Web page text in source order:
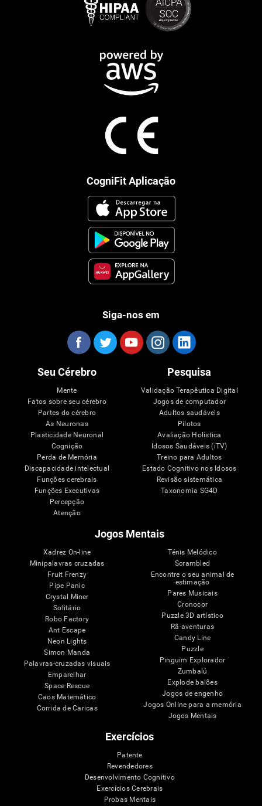
CogniFit Aplicação
Siga-nos em
Seu Cérebro
Mente
Fatos sobre seu cérebro
Partes do cérebro
As Neuronas
Plasticidade Neuronal
Cognição
Perda de Memória
Discapacidade intelectual
Funções cerebrais
Funções Executivas
Percepção
Atenção
Pesquisa
Validação Terapêutica Digital
Jogos de computador
Adultos saudáveis
Pilotos
Avaliação Holística
Idosos Saudáveis (iTV)
Treino para Adultos
Estado Cognitivo nos Idosos
Revisão sistemática
Taxonomia SG4D
Jogos Mentais
Xadrez On-line
Minipalavras cruzadas
Fruit Frenzy
Pipe Panic
Crystal Miner
Solitário
Robo Factory
Ant Escape
Neon Lights
Simon Manda
Palavras-cruzadas visuais
Emparelhar
Space Rescue
Caos Matemático
Corrida de Caricas
Ténis Melódico
Scrambled
Encontre o seu animal de
estimação
Pares Musicais
Cronocor
Puzzle 3D artístico
Rã-aventuras
Candy Line
Puzzle
Pinguim Explorador
Zumbalú
Explode balões
Jogos de engenho
Jogos Online para a memória
Jogos Mentais
Exercícios
Patente
Revendedores
Desenvolvimento Cognitivo
Exercícios Cerebrais
Probas Mentais